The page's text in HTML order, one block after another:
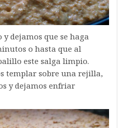
dejamos que se haga
o hasta que al
este salga limpio.
templar sobre una rejilla,
y dejamos enfriar